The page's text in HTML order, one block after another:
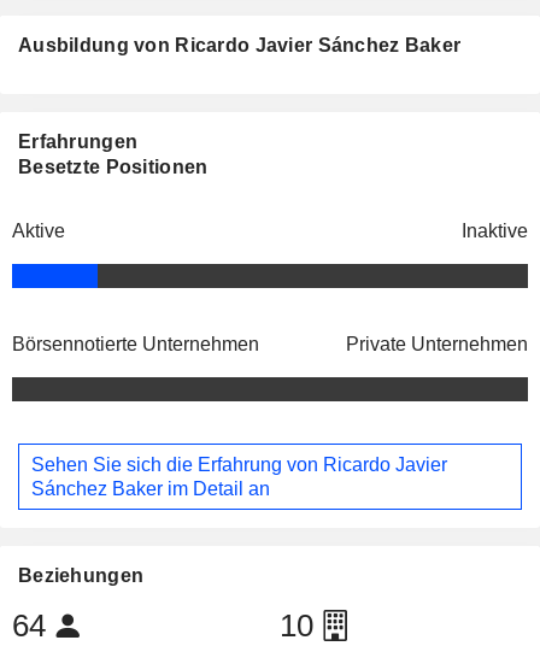
Ausbildung von Ricardo Javier Sánchez Baker
Erfahrungen
Besetzte Positionen
Aktive Inaktive
Börsennotierte Unternehmen Private Unternehmen
Sehen Sie sich die Erfahrung von Ricardo Javier
Sánchez Baker im Detail an
Beziehungen
64 10